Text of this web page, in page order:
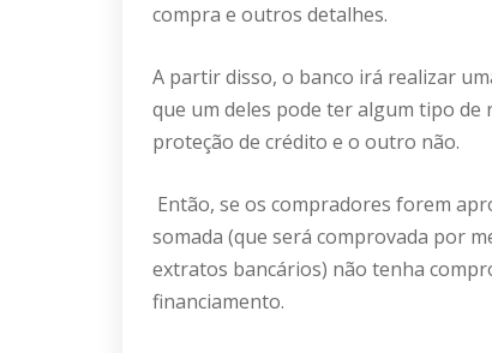
compra e outros detalhes.
A partir disso, o banco irá realizar
que um deles pode ter algum tipo
proteção de crédito e o outro não.
Então, se os compradores forem
somada (que será comprovada por
extratos bancários) não tenha
financiamento.